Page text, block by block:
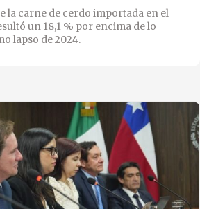
la carne de cerdo importada en el
un 18,1 % por encima de lo
lapso de 2024.